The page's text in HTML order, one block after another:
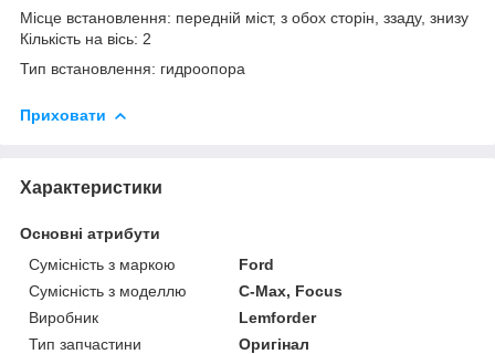
Місце встановлення: передній міст, з обох сторін, ззаду, знизу
Кількість на вісь: 2
Тип встановлення: гидроопора
Приховати
Характеристики
Основні атрибути
Сумісність з маркою
Ford
Сумісність з моделлю
C-Max, Focus
Виробник
Lemforder
Тип запчастини
Оригінал